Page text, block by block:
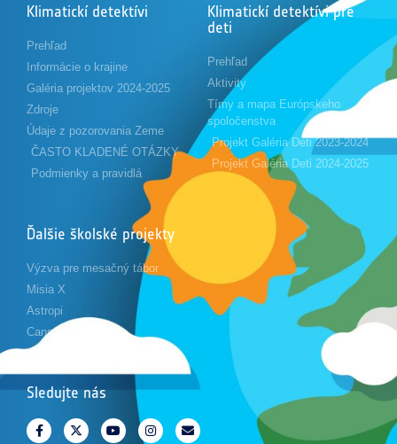
Klimatickí detektívi
Prehľad
Informácie o krajine
Galéria projektov 2024-2025
Zdroje
Údaje z pozorovania Zeme
ČASTO KLADENÉ OTÁZKY
Podmienky a pravidlá
Klimatickí detektívi pre
deti
Prehľad
Aktivity
Tímy a mapa Európskeho
spoločenstva
Projekt Galéria Deti 2023-2024
Projekt Galéria Deti 2024-2025
Ďalšie školské projekty
Výzva pre mesačný tábor
Misia X
Astropi
Cansat
Sledujte nás